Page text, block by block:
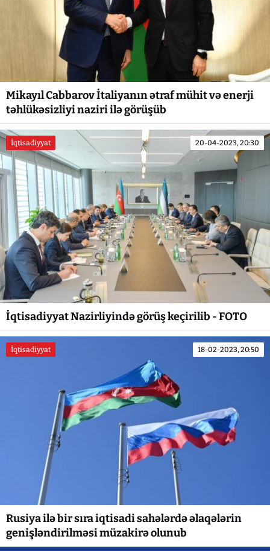
Mikayıl Cabbarov İtaliyanın ətraf mühit və enerji
təhlükəsizliyi naziri ilə görüşüb
İqtisadiyyat 20-04-2023, 20:30
İqtisadiyyat Nazirliyində görüş keçirilib - FOTO
İqtisadiyyat 18-02-2023, 20:50
Rusiya ilə bir sıra iqtisadi sahələrdə əlaqələrin
genişləndirilməsi müzakirə olunub